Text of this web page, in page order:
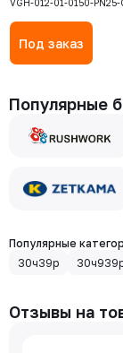
Rubber
VGH-012-01-0150-PN25-
Под заказ
Популярные
Популярные
30ч39р
Отзывы на